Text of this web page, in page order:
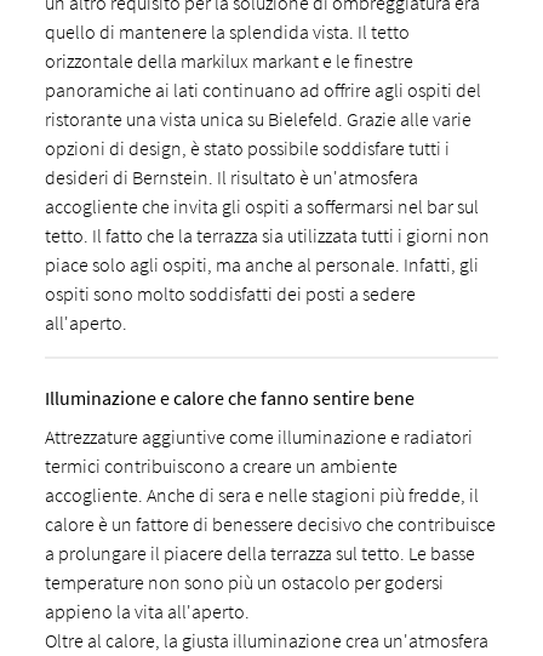
quello di mantenere la splendida vista. Il tetto
orizzontale della markilux markant e le finestre
panoramiche ai lati continuano ad offrire agli ospiti del
ristorante una vista unica su Bielefeld. Grazie alle varie
opzioni di design, è stato possibile soddisfare tutti i
desideri di Bernstein. Il risultato è un'atmosfera
accogliente che invita gli ospiti a soffermarsi nel bar sul
tetto. Il fatto che la terrazza sia utilizzata tutti i giorni non
piace solo agli ospiti, ma anche al personale. Infatti, gli
ospiti sono molto soddisfatti dei posti a sedere
all'aperto.
Illuminazione e calore che fanno sentire bene
Attrezzature aggiuntive come illuminazione e radiatori
termici contribuiscono a creare un ambiente
accogliente. Anche di sera e nelle stagioni più fredde, il
calore è un fattore di benessere decisivo che contribuisce
a prolungare il piacere della terrazza sul tetto. Le basse
temperature non sono più un ostacolo per godersi
appieno la vita all'aperto.
Oltre al calore, la giusta illuminazione crea un'atmosfera